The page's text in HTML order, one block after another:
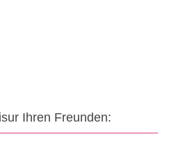
Ihren Freunden: